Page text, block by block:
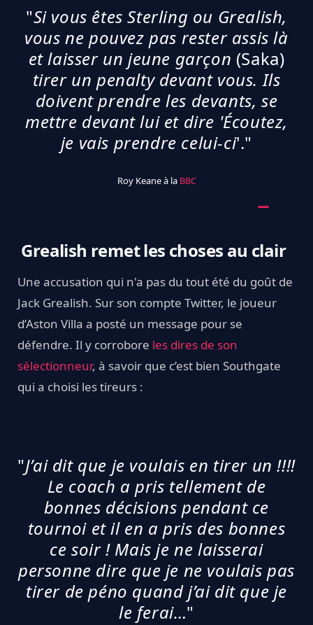
"Si vous êtes Sterling ou Grealish,
vous ne pouvez pas rester assis là
et laisser un jeune garçon (Saka)
tirer un penalty devant vous. Ils
doivent prendre les devants, se
mettre devant lui et dire 'Écoutez,
je vais prendre celui-ci'."
Roy Keane à la BBC
Grealish remet les choses au clair
Une accusation qui n'a pas du tout été du goût de
Jack Grealish. Sur son compte Twitter, le joueur
d’Aston Villa a posté un message pour se
défendre. Il y corrobore les dires de son
sélectionneur, à savoir que c’est bien Southgate
qui a choisi les tireurs :
"J’ai dit que je voulais en tirer un !!!!
Le coach a pris tellement de
bonnes décisions pendant ce
tournoi et il en a pris des bonnes
ce soir ! Mais je ne laisserai
personne dire que je ne voulais pas
tirer de péno quand j’ai dit que je
le ferai…"